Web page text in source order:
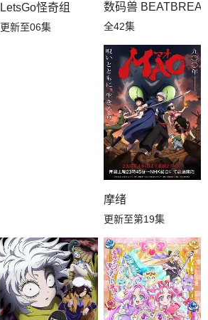
LetsGo怪奇组
更新至06集
数码兽
全42集
摩绪
更新至第19集